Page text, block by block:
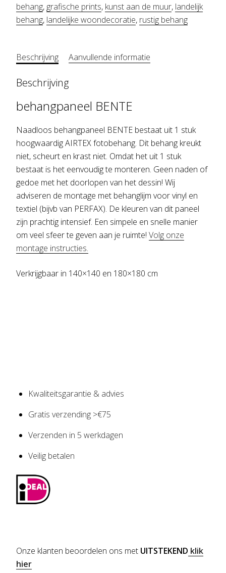
behang, grafische prints, kunst aan de muur, landelijk
behang, landelijke woondecoratie, rustig behang
Beschrijving Aanvullende informatie
Beschrijving
behangpaneel BENTE
Naadloos behangpaneel BENTE bestaat uit 1 stuk
hoogwaardig AIRTEX fotobehang. Dit behang kreukt
niet, scheurt en krast niet. Omdat het uit 1 stuk
bestaat is het eenvoudig te monteren. Geen naden of
gedoe met het doorlopen van het dessin! Wij
adviseren de montage met behanglijm voor vinyl en
textiel (bijvb van PERFAX). De kleuren van dit paneel
zijn prachtig intensief. Een simpele en snelle manier
om veel sfeer te geven aan je ruimte! Volg onze
montage instructies.
Verkrijgbaar in 140×140 en 180×180 cm
Kwaliteitsgarantie & advies
Gratis verzending >€75
Verzenden in 5 werkdagen
Veilig betalen
Onze klanten beoordelen ons met UITSTEKEND klik
hier